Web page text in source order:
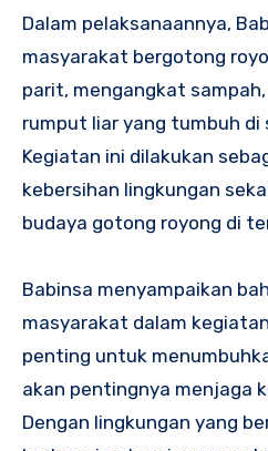
Dalam pelaksanaannya,
masyarakat bergotong
parit, mengangkat
rumput liar yang tumbuh di
Kegiatan ini dilakukan
kebersihan lingkungan
budaya gotong royong di
Babinsa menyampaikan
masyarakat dalam
penting untuk
akan pentingnya menjaga
Dengan lingkungan yang